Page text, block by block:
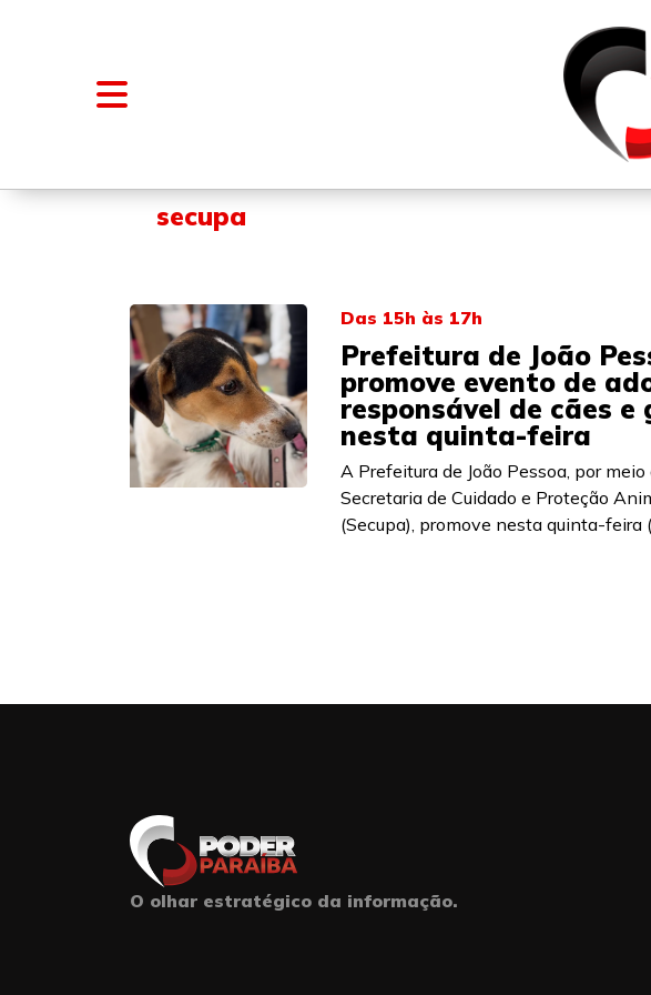
secupa
Das 15h às 17h
Prefeitura de João
promove evento de
responsável de cães e
nesta quinta-feira
A Prefeitura de João Pessoa, por meio
Secretaria de Cuidado e Proteção
(Secupa), promove nesta quinta-feira
O olhar estratégico da informação.